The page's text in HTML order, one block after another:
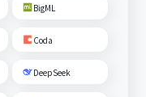
BigML
Coda
DeepSeek